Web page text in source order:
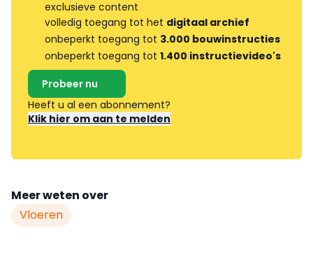
exclusieve content
volledig toegang tot het digitaal archief
onbeperkt toegang tot 3.000 bouwinstructies
onbeperkt toegang tot 1.400 instructievideo's
Probeer nu
Heeft u al een abonnement?
Klik hier om aan te melden
Meer weten over
Vloeren